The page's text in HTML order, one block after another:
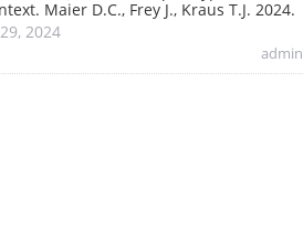
Maier D.C., Frey J., Kraus T.J. 2024.
2024
admin